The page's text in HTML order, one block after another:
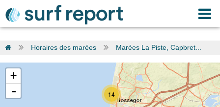
Horaires des marées Marées La Piste, Capbret...
14
+
-